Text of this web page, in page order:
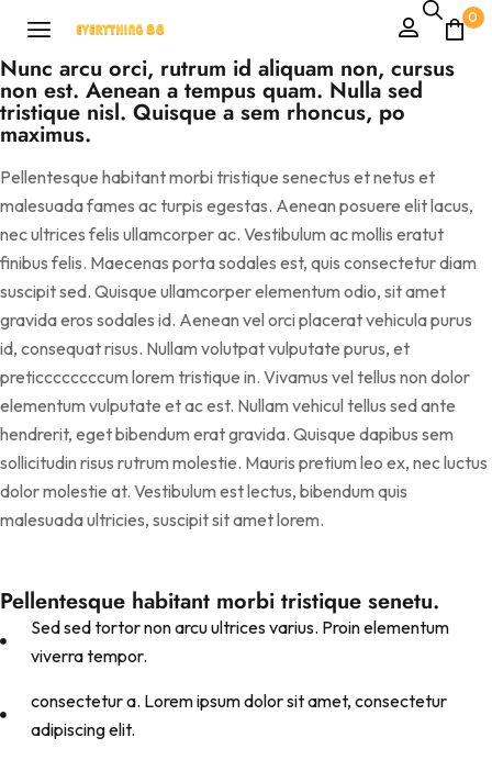
0
Nunc arcu orci, rutrum id aliquam non, cursus
non est. Aenean a tempus quam. Nulla sed
tristique nisl. Quisque a sem rhoncus, po
maximus.
Pellentesque habitant morbi tristique senectus et netus et
malesuada fames ac turpis egestas. Aenean posuere elit lacus,
nec ultrices felis ullamcorper ac. Vestibulum ac mollis eratut
finibus felis. Maecenas porta sodales est, quis consectetur diam
suscipit sed. Quisque ullamcorper elementum odio, sit amet
gravida eros sodales id. Aenean vel orci placerat vehicula purus
id, consequat risus. Nullam volutpat vulputate purus, et
preticcccccccum lorem tristique in. Vivamus vel tellus non dolor
elementum vulputate et ac est. Nullam vehicul tellus sed ante
hendrerit, eget bibendum erat gravida. Quisque dapibus sem
sollicitudin risus rutrum molestie. Mauris pretium leo ex, nec luctus
dolor molestie at. Vestibulum est lectus, bibendum quis
malesuada ultricies, suscipit sit amet lorem.
Pellentesque habitant morbi tristique senetu.
Sed sed tortor non arcu ultrices varius. Proin elementum
viverra tempor.
consectetur a. Lorem ipsum dolor sit amet, consectetur
adipiscing elit.